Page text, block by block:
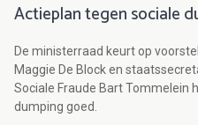
Actieplan tegen sociale
De ministerraad keurt op
Maggie De Block en
Sociale Fraude Bart Tommelein
dumping goed.